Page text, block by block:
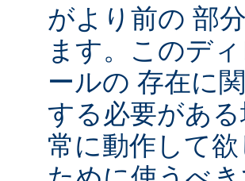
がより前の 部
ます。このデ
ールの 存在に
する必要があ
常に動作して